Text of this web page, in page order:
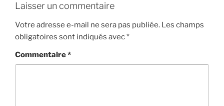
Laisser un commentaire
Votre adresse e-mail ne sera pas publiée. Les champs
obligatoires sont indiqués avec*
Commentaire*